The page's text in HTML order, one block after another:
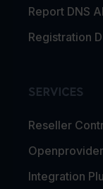
Report DNS
Registration
SERVICES
Reseller
Integration